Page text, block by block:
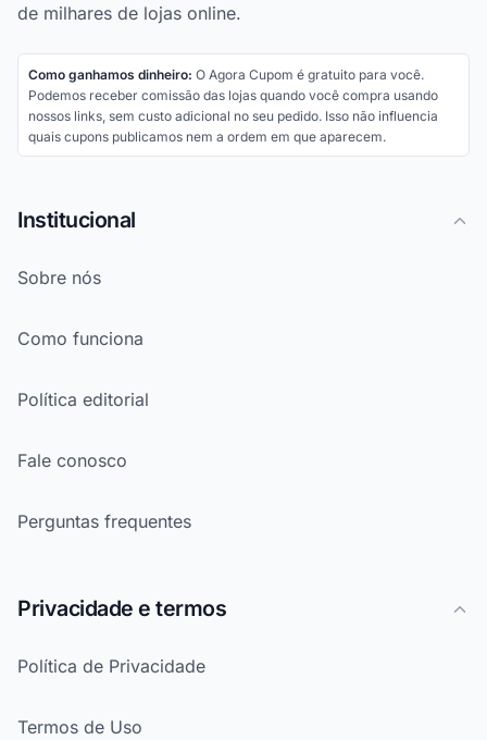
de milhares de lojas online.
Como ganhamos dinheiro: O Agora Cupom é gratuito para você.
Podemos receber comissão das lojas quando você compra usando
nossos links, sem custo adicional no seu pedido. Isso não influencia
quais cupons publicamos nem a ordem em que aparecem.
Institucional
Sobre nós
Como funciona
Política editorial
Fale conosco
Perguntas frequentes
Privacidade e termos
Política de Privacidade
Termos de Uso